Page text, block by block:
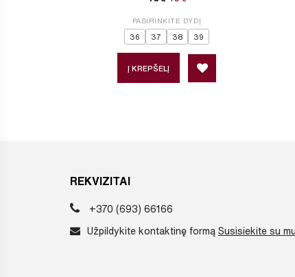
PASIRINKITE DYDĮ
36 37 38 39
Į KREPŠELĮ
REKVIZITAI
+370 (693) 66166
Užpildykite kontaktinę formą Susisiekite su